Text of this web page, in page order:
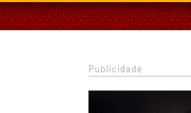
Publicidade